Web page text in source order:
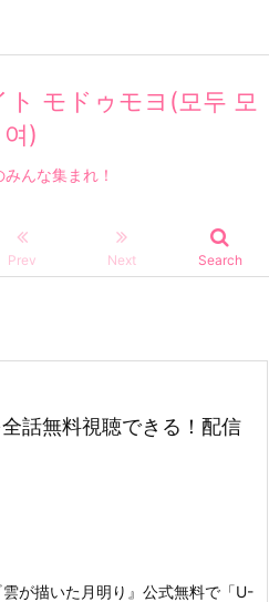
モドゥモヨ(모두 모
여)
んな集まれ！
Prev Next Search
話無料視聴できる！配信
が描いた月明り』公式無料で「U-